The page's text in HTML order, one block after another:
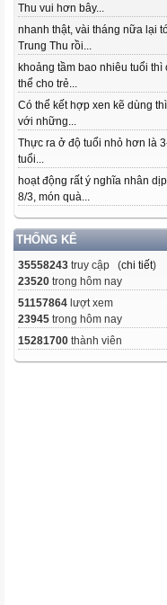
Thu vui hơn bây...
nhanh thật, vài tháng nữa lại
Trung Thu rồi...
khoảng tầm bao nhiêu tuổi thì
thể cho trẻ...
Có thể kết hợp xen kẽ dùng
với những...
Thực ra ở độ tuổi nhỏ hơn là
tuổi...
hoạt động rất ý nghĩa nhân dịp
8/3, món quà...
THỐNG KÊ
35558243 truy cập (chi tiết)
23520 trong hôm nay
51157864 lượt xem
23945 trong hôm nay
15281700 thành viên